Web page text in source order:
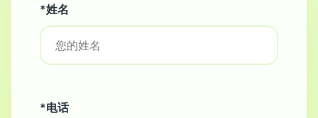
*姓名
*电话